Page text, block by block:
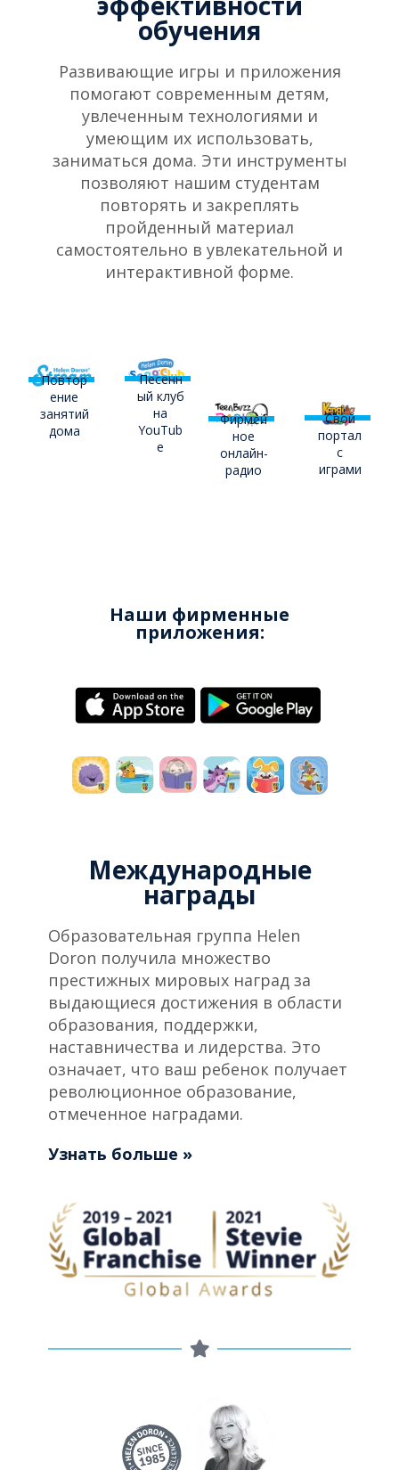
обучения
Развивающие игры и приложения
помогают современным детям,
увлеченным технологиями и
умеющим их использовать,
заниматься дома. Эти инструменты
позволяют нашим студентам
повторять и закреплять
пройденный материал
самостоятельно в увлекательной и
интерактивной форме.
Повтор
ение
занятий
дома
Песенн
ый клуб
на
YouTub
e
Фирмен
ное
онлайн-
радио
Свой
портал
с
играми
Наши фирменные
приложения:
Международные
награды
Образовательная группа Helen
Doron получила множество
престижных мировых наград за
выдающиеся достижения в области
образования, поддержки,
наставничества и лидерства. Это
означает, что ваш ребенок получает
революционное образование,
отмеченное наградами.
Узнать больше »